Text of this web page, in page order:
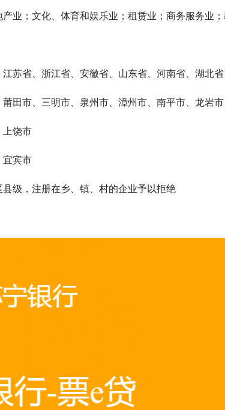
业；文化、体育和娱乐业；租赁业；商务服务业
苏省、浙江省、安徽省、山东省、河南省、湖北
田市、三明市、泉州市、漳州市、南平市、龙岩市
上饶市
宜宾市
级，注册在乡、镇、村的企业予以拒绝